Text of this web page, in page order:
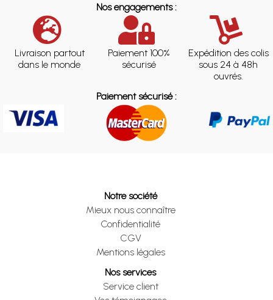
Nos engagements :
Livraison partout
dans le monde
Paiement 100%
sécurisé
Expédition des colis
sous 24 à 48h
ouvrés.
Paiement sécurisé :
Notre société
Mieux nous connaître
Confidentialité
CGV
Mentions légales
Nos services
Service client